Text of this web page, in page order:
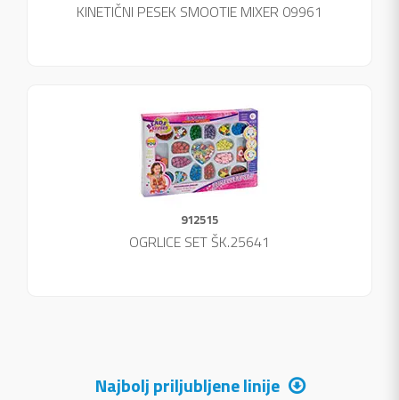
KINETIČNI PESEK SMOOTIE MIXER 09961
912515
OGRLICE SET ŠK.25641
Najbolj priljubljene linije